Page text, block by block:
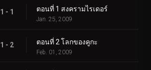
1 - 1 ตอนที่ 1 สงครามไรเดอร์
Jan. 25, 2009
1 - 2 ตอนที่ 2 โลกของคูกะ
Feb. 01, 2009